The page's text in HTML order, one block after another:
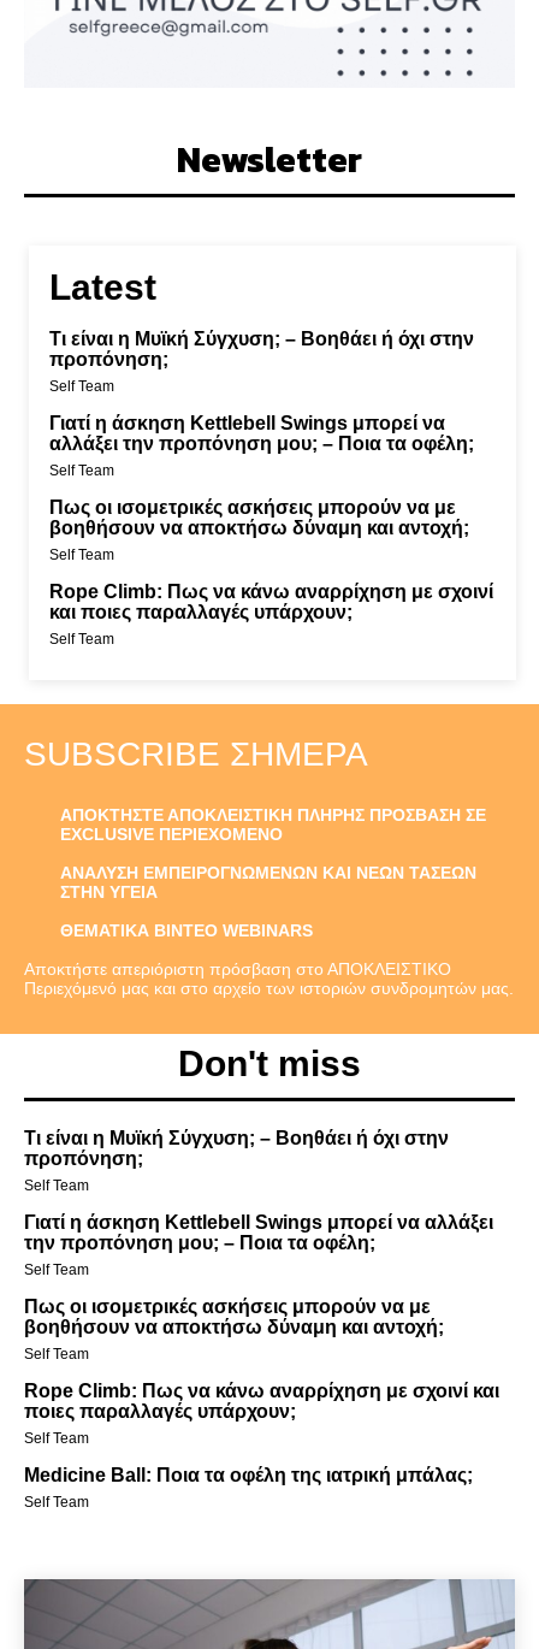
Newsletter
Latest
Τι είναι η Μυϊκή Σύγχυση; – Βοηθάει ή όχι στην
προπόνηση;
Self Team
Γιατί η άσκηση Kettlebell Swings μπορεί να
αλλάξει την προπόνηση μου; – Ποια τα οφέλη;
Self Team
Πως οι ισομετρικές ασκήσεις μπορούν να με
βοηθήσουν να αποκτήσω δύναμη και αντοχή;
Self Team
Rope Climb: Πως να κάνω αναρρίχηση με σχοινί
και ποιες παραλλαγές υπάρχουν;
Self Team
SUBSCRIBE ΣΉΜΕΡΑ
ΑΠΟΚΤΗΣΤΕ ΑΠΟΚΛΕΙΣΤΙΚΗ ΠΛΗΡΗΣ ΠΡΟΣΒΑΣΗ ΣΕ
EXCLUSIVE ΠΕΡΙΕΧΟΜΕΝΟ
ΑΝΑΛΥΣΗ ΕΜΠΕΙΡΟΓΝΩΜΕΝΩΝ ΚΑΙ ΝΕΩΝ ΤΑΣΕΩΝ
ΣΤΗΝ ΥΓΕΙΑ
ΘΕΜΑΤΙΚΑ ΒΙΝΤΕΟ WEBINARS
Αποκτήστε απεριόριστη πρόσβαση στο ΑΠΟΚΛΕΙΣΤΙΚΟ
Περιεχόμενό μας και στο αρχείο των ιστοριών συνδρομητών μας.
Don't miss
Τι είναι η Μυϊκή Σύγχυση; – Βοηθάει ή όχι στην
προπόνηση;
Self Team
Γιατί η άσκηση Kettlebell Swings μπορεί να αλλάξει
την προπόνηση μου; – Ποια τα οφέλη;
Self Team
Πως οι ισομετρικές ασκήσεις μπορούν να με
βοηθήσουν να αποκτήσω δύναμη και αντοχή;
Self Team
Rope Climb: Πως να κάνω αναρρίχηση με σχοινί και
ποιες παραλλαγές υπάρχουν;
Self Team
Medicine Ball: Ποια τα οφέλη της ιατρική μπάλας;
Self Team